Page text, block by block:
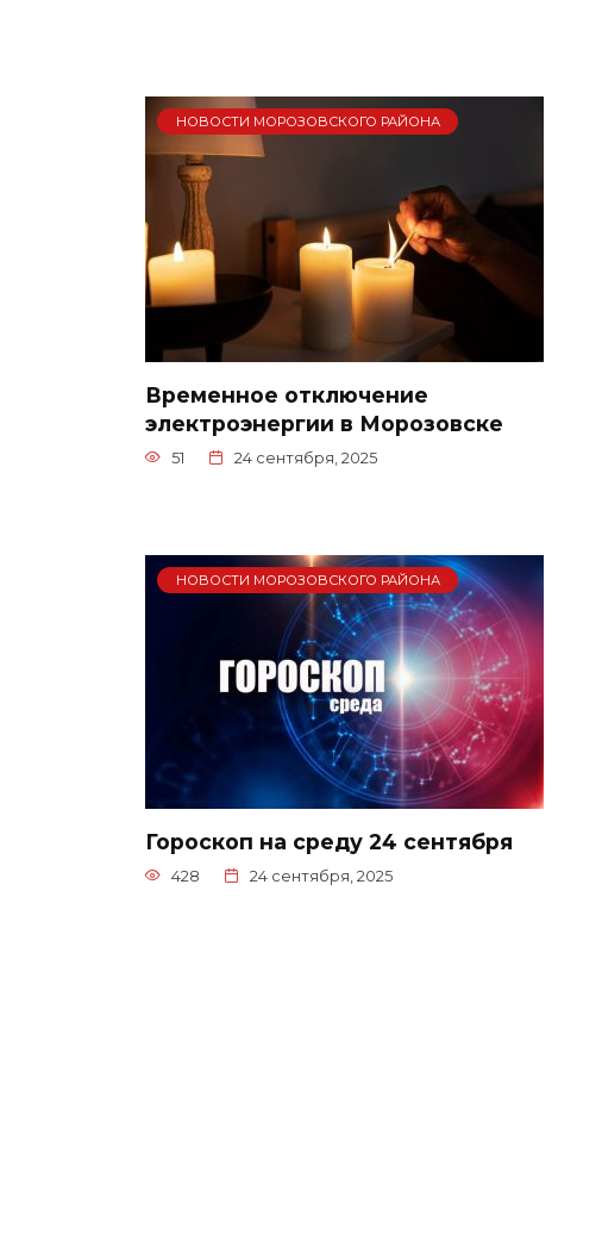
НОВОСТИ МОРОЗОВСКОГО РАЙОНА
Временное отключение
электроэнергии в Морозовске
51 24 сентября, 2025
НОВОСТИ МОРОЗОВСКОГО РАЙОНА
Гороскоп на среду 24 сентября
428 24 сентября, 2025